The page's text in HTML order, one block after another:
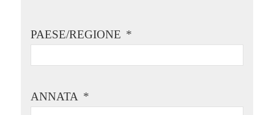
PAESE/REGIONE *
ANNATA *